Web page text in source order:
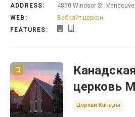
ADDRESS:
4850 Windsor St.
WEB:
Вебсайт церкви
FEATURES:
церковь
Церкви Канады